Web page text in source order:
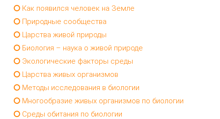
Как появился человек на Земле
Природные сообщества
Царства живой природы
Биология – наука о живой природе
Экологические факторы среды
Царства живых организмов
Методы исследования в биологии
Многообразие живых организмов по биологии
Среды обитания по биологии